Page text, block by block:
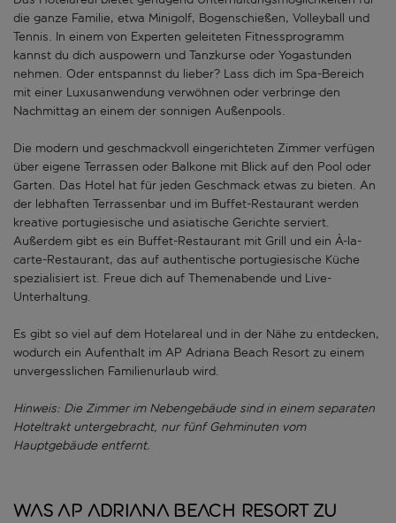
die ganze Familie, etwa Minigolf, Bogenschießen, Volleyball und
Tennis. In einem von Experten geleiteten Fitnessprogramm
kannst du dich auspowern und Tanzkurse oder Yogastunden
nehmen. Oder entspannst du lieber? Lass dich im Spa-Bereich
mit einer Luxusanwendung verwöhnen oder verbringe den
Nachmittag an einem der sonnigen Außenpools.
Die modern und geschmackvoll eingerichteten Zimmer verfügen
über eigene Terrassen oder Balkone mit Blick auf den Pool oder
Garten. Das Hotel hat für jeden Geschmack etwas zu bieten. An
der lebhaften Terrassenbar und im Buffet-Restaurant werden
kreative portugiesische und asiatische Gerichte serviert.
Außerdem gibt es ein Buffet-Restaurant mit Grill und ein À-la-
carte-Restaurant, das auf authentische portugiesische Küche
spezialisiert ist. Freue dich auf Themenabende und Live-
Unterhaltung.
Es gibt so viel auf dem Hotelareal und in der Nähe zu entdecken,
wodurch ein Aufenthalt im AP Adriana Beach Resort zu einem
unvergesslichen Familienurlaub wird.
Hinweis: Die Zimmer im Nebengebäude sind in einem separaten
Hoteltrakt untergebracht, nur fünf Gehminuten vom
Hauptgebäude entfernt.
Was AP Adriana Beach Resort zu